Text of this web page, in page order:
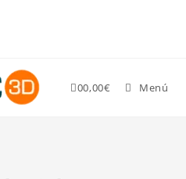
00,00€ Menú